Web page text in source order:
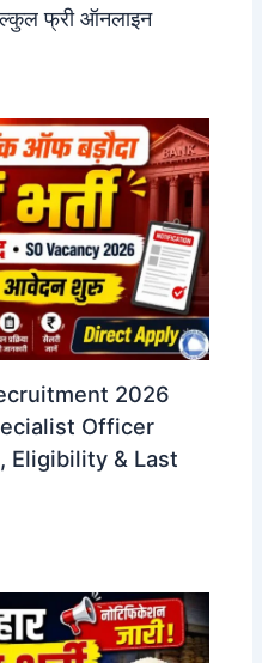
फ्री ऑनलाइन
2026
Officer
Eligibility & Last